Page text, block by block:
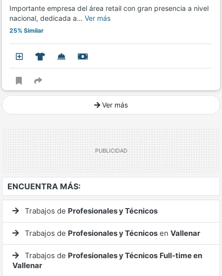
Importante empresa del área retail con gran presencia a nivel
nacional, dedicada a… Ver más
25% Similar
Ver más
ENCUENTRA MÁS:
Trabajos de Profesionales y Técnicos
Trabajos de Profesionales y Técnicos en Vallenar
Trabajos de Profesionales y Técnicos Full-time en
Vallenar